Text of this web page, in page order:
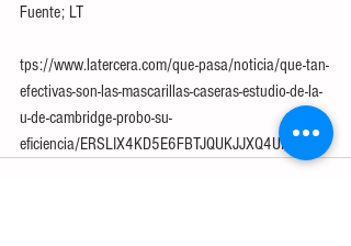
Fuente; LT
tps://www.latercera.com/que-pasa/noticia/que-tan-
efectivas-son-las-mascarillas-caseras-estudio-de-la-
u-de-cambridge-probo-su-
eficiencia/ERSLIX4KD5E6FBTJQUKJJXQ4UI/